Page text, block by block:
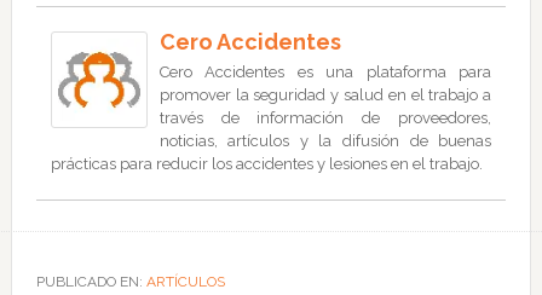
Cero Accidentes
Cero Accidentes es una plataforma para
promover la seguridad y salud en el trabajo a
través de información de proveedores,
noticias, artículos y la difusión de buenas
prácticas para reducir los accidentes y lesiones en el trabajo.
PUBLICADO EN: ARTÍCULOS